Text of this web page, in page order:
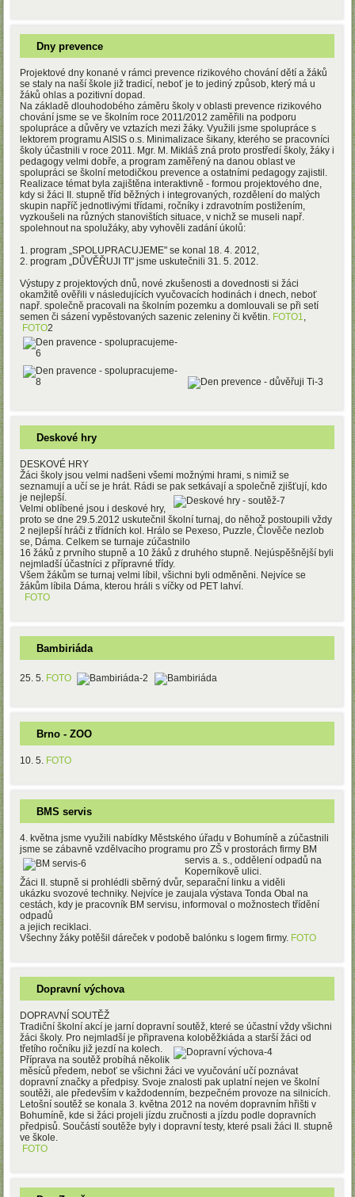
Dny prevence
Projektové dny konané v rámci prevence rizikového chování dětí a žáků
se staly na naší škole již tradicí, neboť je to jediný způsob, který má u
žáků ohlas a pozitivní dopad.
Na základě dlouhodobého záměru školy v oblasti prevence rizikového
chování jsme se ve školním roce 2011/2012 zaměřili na podporu
spolupráce a důvěry ve vztazích mezi žáky. Využili jsme spolupráce s
lektorem programu AISIS o.s. Minimalizace šikany, kterého se pracovníci
školy účastnili v roce 2011. Mgr. M. Mikláš zná proto prostředí školy, žáky i
pedagogy velmi dobře, a program zaměřený na danou oblast ve
spolupráci se školní metodičkou prevence a ostatními pedagogy zajistil.
Realizace témat byla zajištěna interaktivně - formou projektového dne,
kdy si žáci II. stupně tříd běžných i integrovaných, rozdělení do malých
skupin napříč jednotlivými třídami, ročníky i zdravotním postižením,
vyzkoušeli na různých stanovištích situace, v nichž se museli např.
spolehnout na spolužáky, aby vyhověli zadání úkolů:
1. program „SPOLUPRACUJEME" se konal 18. 4. 2012,
2. program „DŮVĚŘUJI TI" jsme uskutečnili 31. 5. 2012.
Výstupy z projektových dnů, nové zkušenosti a dovednosti si žáci
okamžitě ověřili v následujících vyučovacích hodinách i dnech, neboť
např. společně pracovali na školním pozemku a domlouvali se při setí
semen či sázení vypěstovaných sazenic zeleniny či květin. FOTO1,
FOTO2
Deskové hry
DESKOVÉ HRY
Žáci školy jsou velmi nadšeni všemi možnými hrami, s nimiž se
seznamují a učí se je hrát. Rádi se pak setkávají a společně zjišťují, kdo
je nejlepší.
Velmi oblíbené jsou i deskové hry,
proto se dne 29.5.2012 uskutečnil školní turnaj, do něhož postoupili vždy
2 nejlepší hráči z třídních kol. Hrálo se Pexeso, Puzzle, Člověče nezlob
se, Dáma. Celkem se turnaje zúčastnilo
16 žáků z prvního stupně a 10 žáků z druhého stupně. Nejúspěšnější byli
nejmladší účastníci z přípravné třídy.
Všem žákům se turnaj velmi líbil, všichni byli odměněni. Nejvíce se
žákům líbila Dáma, kterou hráli s víčky od PET lahví.
FOTO
Bambiriáda
25. 5. FOTO
Brno - ZOO
10. 5. FOTO
BMS servis
4. května jsme využili nabídky Městského úřadu v Bohumíně a zúčastnili
jsme se zábavně vzdělvacího programu pro ZŠ v prostorách firmy BM
servis a. s., oddělení odpadů na
Koperníkově ulici.
Žáci II. stupně si prohlédli sběrný dvůr, separační linku a viděli
ukázku svozové techniky. Nejvíce je zaujala výstava Tonda Obal na
cestách, kdy je pracovník BM servisu, informoval o možnostech třídění
odpadů
a jejich reciklaci.
Všechny žáky potěšil dáreček v podobě balónku s logem firmy. FOTO
Dopravní výchova
DOPRAVNÍ SOUTĚŽ
Tradiční školní akcí je jarní dopravní soutěž, které se účastní vždy všichni
žáci školy. Pro nejmladší je připravena koloběžkiáda a starší žáci od
třetího ročníku již jezdí na kolech.
Příprava na soutěž probíhá několik
měsíců předem, neboť se všichni žáci ve vyučování učí poznávat
dopravní značky a předpisy. Svoje znalosti pak uplatní nejen ve školní
soutěži, ale především v každodenním, bezpečném provoze na silnicích.
Letošní soutěž se konala 3. května 2012 na novém dopravním hřišti v
Bohumíně, kde si žáci projeli jízdu zručnosti a jízdu podle dopravních
předpisů. Součástí soutěže byly i dopravní testy, které psali žáci II. stupně
ve škole.
FOTO